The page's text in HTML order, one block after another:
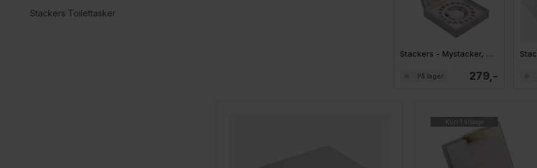
Stackers Toilettasker
Stackers - Mystacker, CHARM Smykkeskrin med låg
279,-
På lager
Kun 1 tilbage